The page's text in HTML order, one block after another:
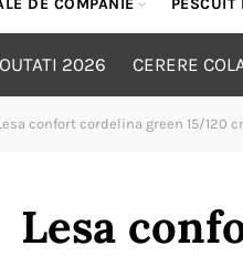
DE COMPANIE PESCUIT
2026 CERERE
confort cordelina green 15/120
Lesa